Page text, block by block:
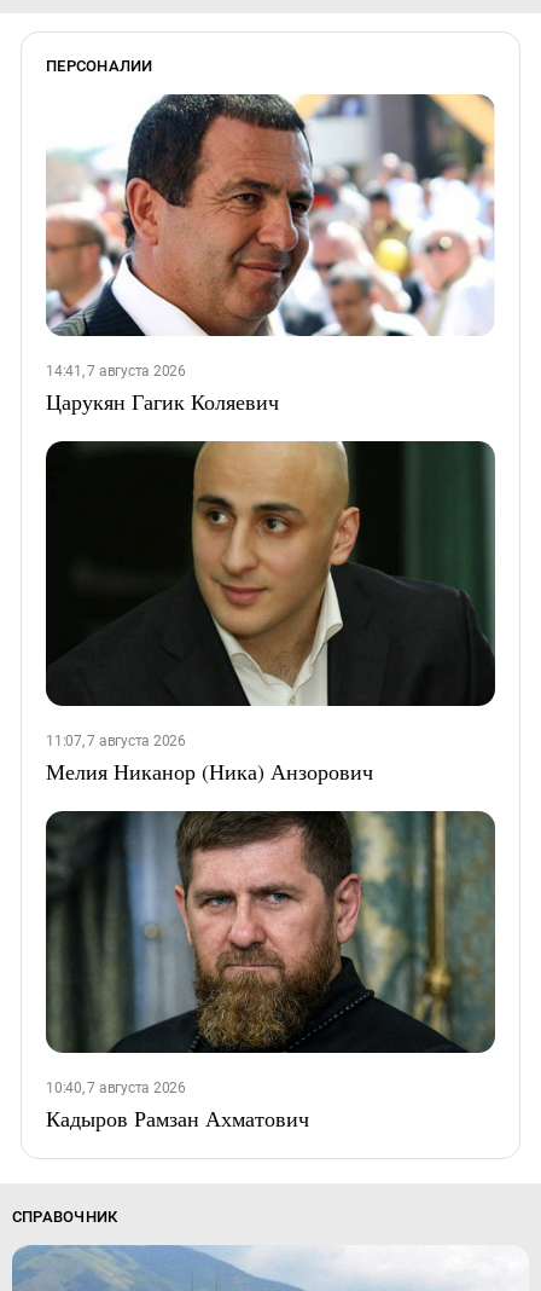
ПЕРСОНАЛИИ
14:41, 7 августа 2026
Царукян Гагик Коляевич
11:07, 7 августа 2026
Мелия Никанор (Ника) Анзорович
10:40, 7 августа 2026
Кадыров Рамзан Ахматович
СПРАВОЧНИК